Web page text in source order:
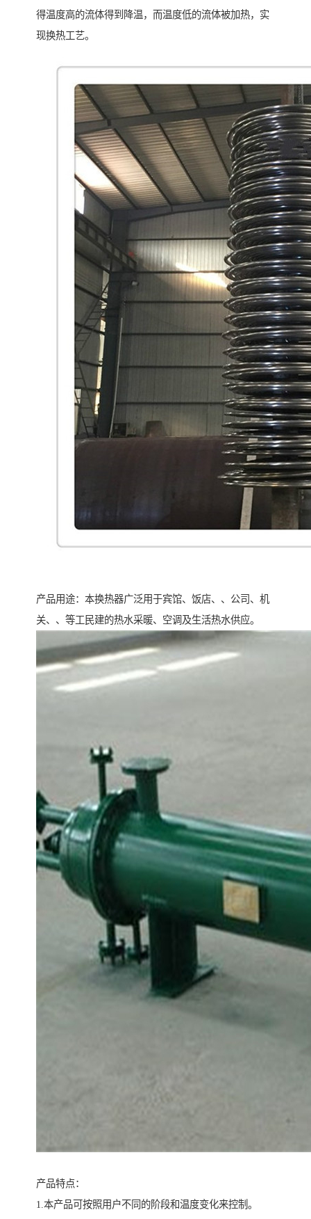
得温度高的流体得到降温，而温度低的流体被加热，实
现换热工艺。
产品用途：本换热器广泛用于宾馆、饭店、、公司、机
关、、等工民建的热水采暖、空调及生活热水供应。
产品特点：
1.本产品可按照用户不同的阶段和温度变化来控制。